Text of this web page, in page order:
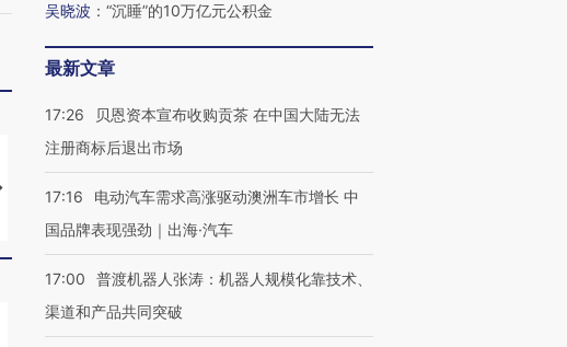
视线｜HYROX的吸金
术：是什么让中产们甘
心“花钱找虐”？
马航飞行员跨国走私7万
粒摇头丸 尿检体内含3种
毒品
视线｜被称为“蟑螂”的印
度Z世代 用街头抗争将教
吴晓波 ： “沉睡”的10万亿元公积金
最新文章
17:26
贝恩资本宣布收购贡茶 在中国大陆无法
注册商标后退出市场
17:16
电动汽车需求高涨驱动澳洲车市增长 中
国品牌表现强劲｜出海·汽车
17:00
普渡机器人张涛：机器人规模化靠技术、
渠道和产品共同突破